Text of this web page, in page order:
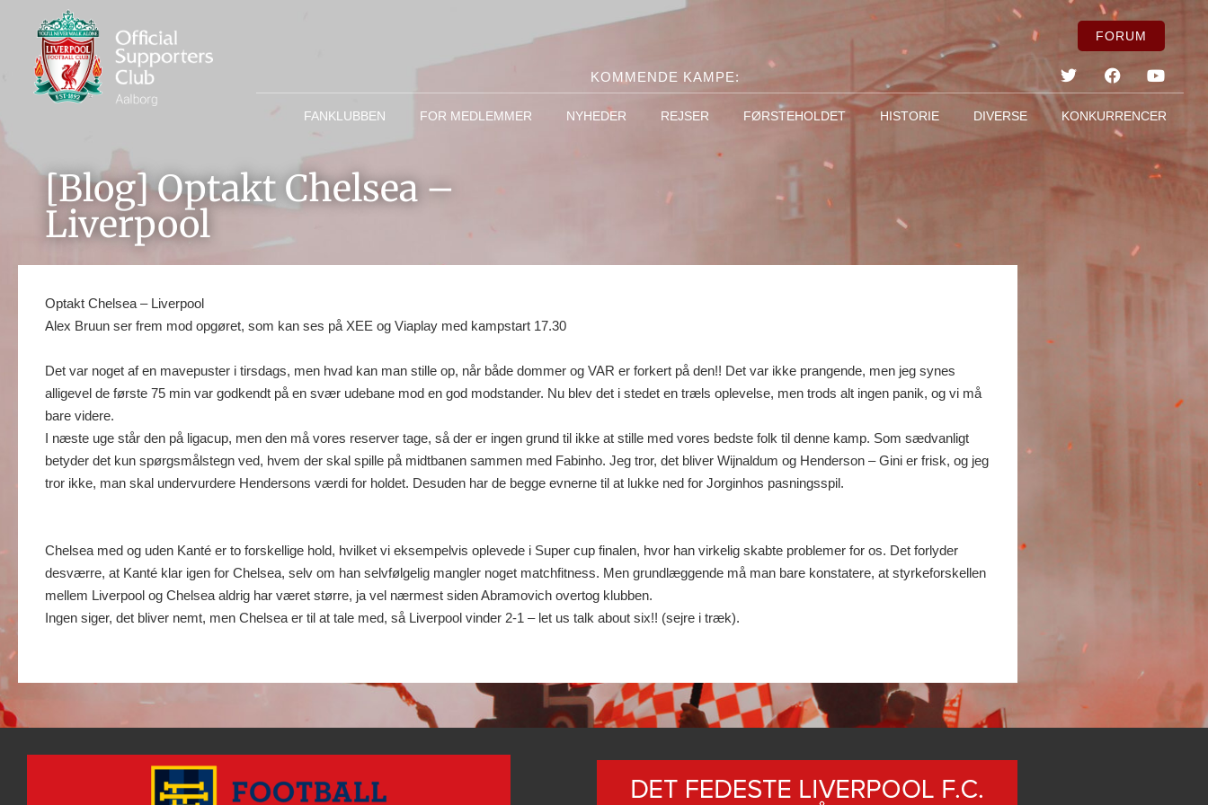
FORUM
KOMMENDE KAMPE:
FANKLUBBEN FOR MEDLEMMER NYHEDER REJSER FØRSTEHOLDET HISTORIE DIVERSE KONKURRENCER
[Blog] Optakt Chelsea –
Liverpool
Optakt Chelsea – Liverpool
Alex Bruun ser frem mod opgøret, som kan ses på XEE og Viaplay med kampstart 17.30
Det var noget af en mavepuster i tirsdags, men hvad kan man stille op, når både dommer og VAR er forkert på den!! Det var ikke prangende, men jeg synes
alligevel de første 75 min var godkendt på en svær udebane mod en god modstander. Nu blev det i stedet en træls oplevelse, men trods alt ingen panik, og vi må
bare videre.
I næste uge står den på ligacup, men den må vores reserver tage, så der er ingen grund til ikke at stille med vores bedste folk til denne kamp. Som sædvanligt
betyder det kun spørgsmålstegn ved, hvem der skal spille på midtbanen sammen med Fabinho. Jeg tror, det bliver Wijnaldum og Henderson – Gini er frisk, og jeg
tror ikke, man skal undervurdere Hendersons værdi for holdet. Desuden har de begge evnerne til at lukke ned for Jorginhos pasningsspil.
Chelsea med og uden Kanté er to forskellige hold, hvilket vi eksempelvis oplevede i Super cup finalen, hvor han virkelig skabte problemer for os. Det forlyder
desværre, at Kanté klar igen for Chelsea, selv om han selvfølgelig mangler noget matchfitness. Men grundlæggende må man bare konstatere, at styrkeforskellen
mellem Liverpool og Chelsea aldrig har været større, ja vel nærmest siden Abramovich overtog klubben.
Ingen siger, det bliver nemt, men Chelsea er til at tale med, så Liverpool vinder 2-1 – let us talk about six!! (sejre i træk).